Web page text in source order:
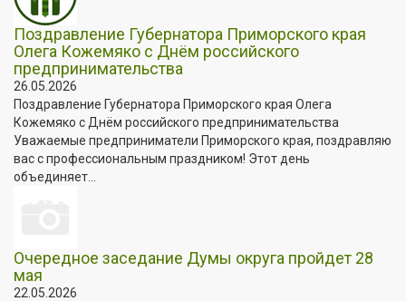
Поздравление Губернатора Приморского края
Олега Кожемяко с Днём российского
предпринимательства
26.05.2026
Поздравление Губернатора Приморского края Олега
Кожемяко с Днём российского предпринимательства
Уважаемые предприниматели Приморского края, поздравляю
вас с профессиональным праздником! Этот день
объединяет...
Очередное заседание Думы округа пройдет 28
мая
22.05.2026